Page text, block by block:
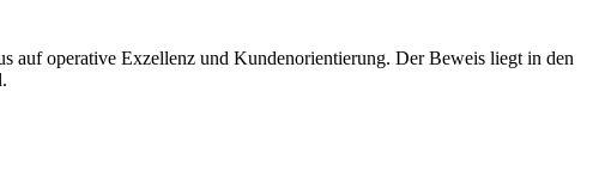
auf operative Exzellenz und Kundenorientierung. Der Beweis liegt in den